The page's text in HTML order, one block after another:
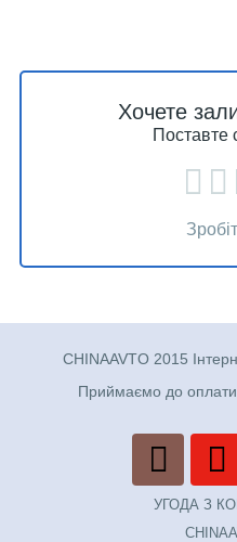
Хочете
Поставте
CHINAAVTO 2015
Приймаємо до
УГОДА З